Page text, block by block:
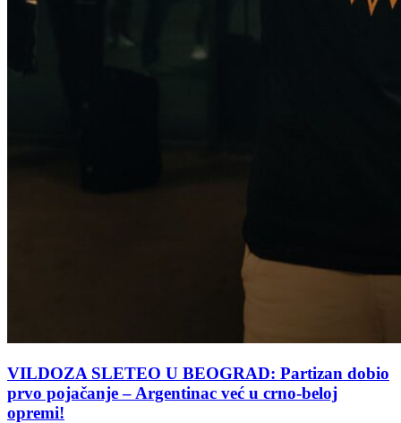
VILDOZA SLETEO U BEOGRAD: Partizan dobio
prvo pojačanje – Argentinac već u crno-beloj
opremi!